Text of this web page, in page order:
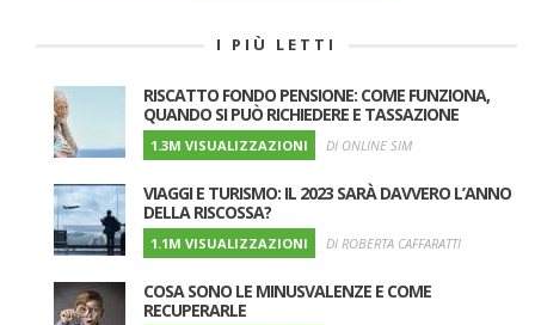
I PIÙ LETTI
RISCATTO FONDO PENSIONE: COME FUNZIONA,
QUANDO SI PUÒ RICHIEDERE E TASSAZIONE
1.3M VISUALIZZAZIONI DI ONLINE SIM
VIAGGI E TURISMO: IL 2023 SARÀ DAVVERO L’ANNO
DELLA RISCOSSA?
1.1M VISUALIZZAZIONI DI ROBERTA CAFFARATTI
COSA SONO LE MINUSVALENZE E COME
RECUPERARLE